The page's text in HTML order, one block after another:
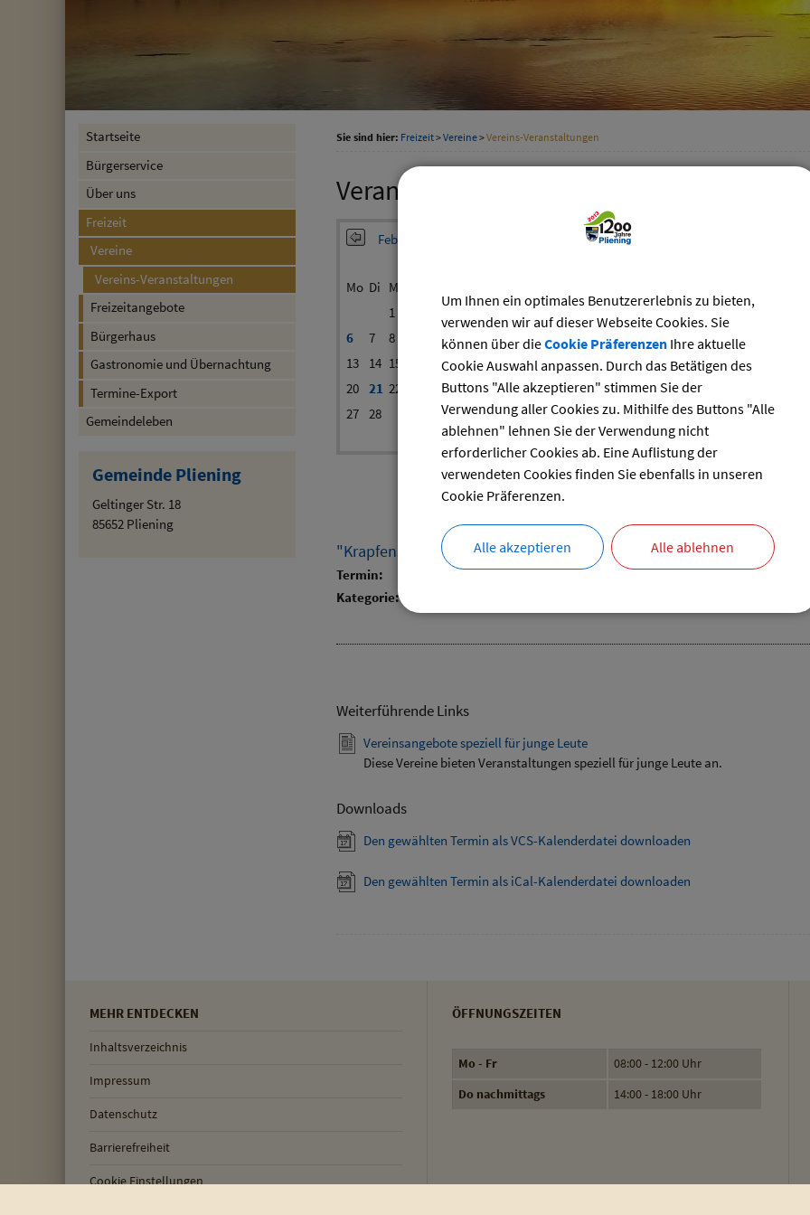
Startseite
Bürgerservice
Über uns
Freizeit
Vereine
Vereins-Veranstaltungen
Freizeitangebote
Bürgerhaus
Gastronomie und Übernachtung
Termine-Export
Gemeindeleben
Gemeinde Pliening
Geltinger Str. 18
85652 Pliening
Sie sind hier: Freizeit>Vereine>Vereins-Veranstaltungen
Veranstaltungskalender der Vereine
Februar 2023
Mo Di Mi
1
6
7 8 10 11 12
13
14 15 18 19
20 21 22 25 26
27 28
Datum
bis:
"Krapfenschießen" der Jugendschützen
Termin: 11.02.2023 von 19:00bis 22:00 Uhr
Kategorie:
Weiterführende Links
Vereinsangebote speziell für junge Leute
Diese Vereine bieten Veranstaltungen speziell für junge Leute an.
Downloads
Den gewählten Termin als VCS-Kalenderdatei downloaden
Den gewählten Termin als iCal-Kalenderdatei downloaden
MEHR ENTDECKEN
Inhaltsverzeichnis
Impressum
Datenschutz
Barrierefreiheit
Cookie Einstellungen
ÖFFNUNGSZEITEN
Mo - Fr
08:00 - 12:00 Uhr
Do nachmittags
14:00 - 18:00 Uhr
Um Ihnen ein optimales Benutzererlebnis zu bieten,
verwenden wir auf dieser Webseite Cookies. Sie
können über dieCookie PräferenzenIhre aktuelle
Cookie Auswahl anpassen. Durch das Betätigen des
Buttons "Alle akzeptieren" stimmen Sie der
Verwendung aller Cookies zu. Mithilfe des Buttons "Alle
ablehnen" lehnen Sie der Verwendung nicht
erforderlicher Cookies ab. Eine Auflistung der
verwendeten Cookies finden Sie ebenfalls in unseren
Cookie Präferenzen.
Alle akzeptieren Alle ablehnen